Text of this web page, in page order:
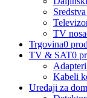
TV
Trgovina0
TV & SAT0
Kabeli
Uređaji za dom